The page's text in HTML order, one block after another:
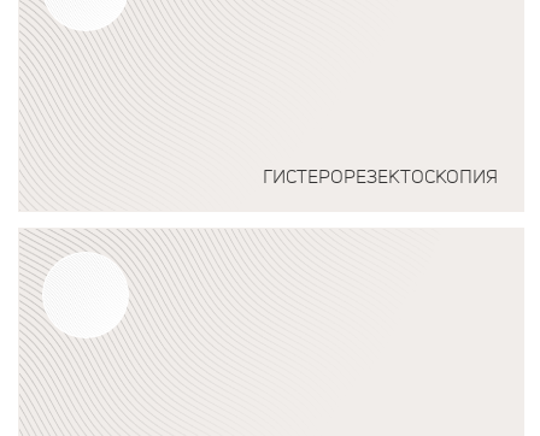
ГИСТЕРОРЕЗЕКТОСКОПИЯ
Подробнее о программе